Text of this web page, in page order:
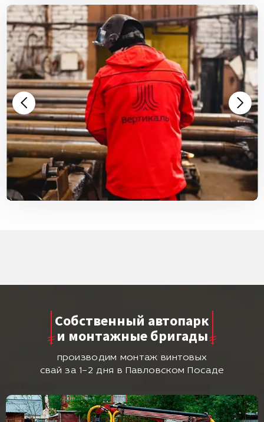
Собственный автопарк
и монтажные бригады
производим монтаж винтовых
свай за 1–2 дня в Павловском Посаде